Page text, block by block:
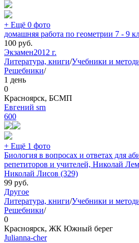
+ Ещё 0 фото
домашняя работа по геометрии 7 - 9
100 руб.
Экзамен2012 г.
Литература, книги/Учебники и
Решебники/
1 день
0
Красноярск, БСМП
Евгений srn
600
+ Ещё 1 фото
Биология в вопросах и ответах для
репетиторов и учителей, Николай
Николай Лисов (329)
99 руб.
Другое
Литература, книги/Учебники и
Решебники/
0
Красноярск, ЖК Южный берег
Julianna-cher